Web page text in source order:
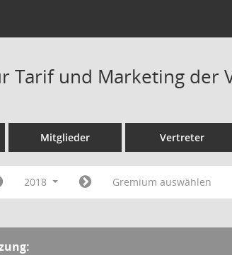
Tarif und Marketing der
Mitglieder Vertreter
2018 Gremium auswählen